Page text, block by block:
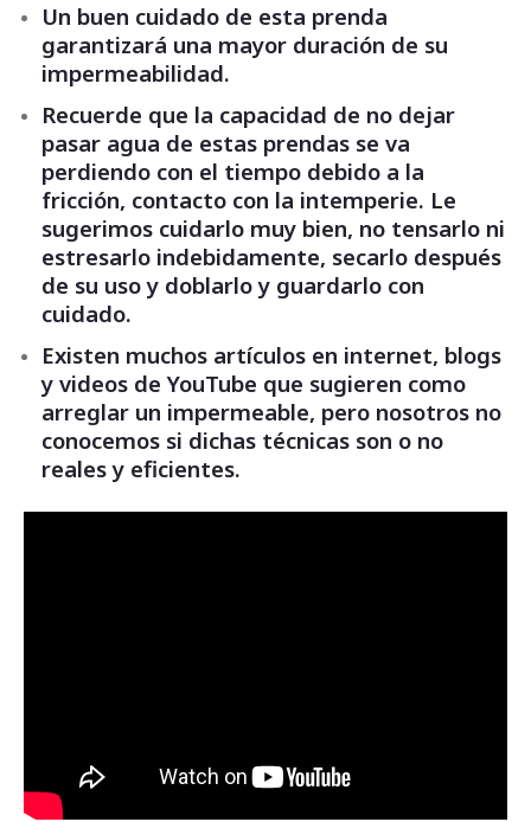
Un buen cuidado de esta prenda
garantizará una mayor duración de su
impermeabilidad.
Recuerde que la capacidad de no dejar
pasar agua de estas prendas se va
perdiendo con el tiempo debido a la
fricción, contacto con la intemperie. Le
sugerimos cuidarlo muy bien, no tensarlo ni
estresarlo indebidamente, secarlo después
de su uso y doblarlo y guardarlo con
cuidado.
Existen muchos artículos en internet, blogs
y videos de YouTube que sugieren como
arreglar un impermeable, pero nosotros no
conocemos si dichas técnicas son o no
reales y eficientes.